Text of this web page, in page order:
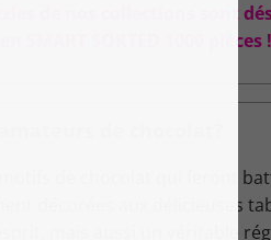
de nos collections sont
SMART SORTED 1000 pièces !
motifs de chocolat qui feront
décorées aux délicieuses
mais aussi un véritable